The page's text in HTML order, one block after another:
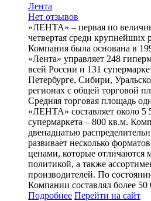
Лента
Нет отзывов
«ЛЕНТА» – первая по
четвертая среди крупнейших
Компания была основана в
«Лента» управляет 248
всей России и 131
Петербурге, Сибири,
регионах с общей торговой
Средняя торговая площадь
«ЛЕНТА» составляет около 5
супермаркета – 800 кв.м.
двенадцатью
развивает несколько
ценами, которые отличаются
политикой, а также
производителей. По
Компании составлял более 50
Подробнее Перейти на сайт